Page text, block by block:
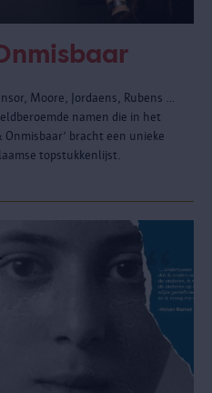
Moore, Jordaens, Rubens …
namen die in het
Onmisbaar’ bracht een unieke
topstukkenlijst.